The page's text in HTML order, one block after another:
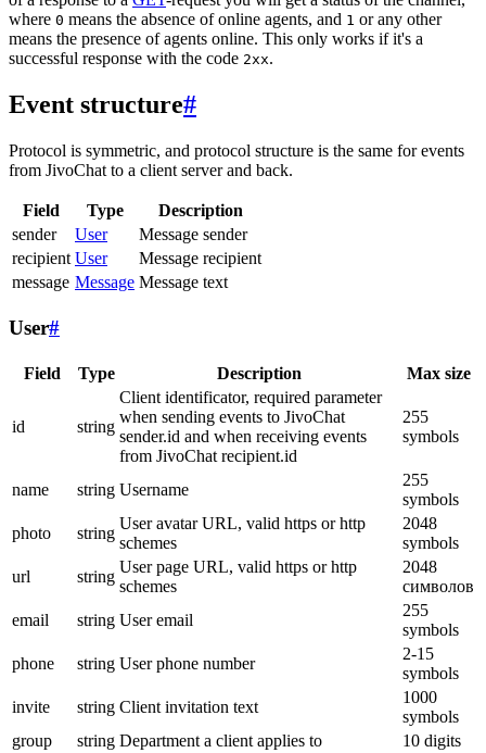
where 0 means the absence of online agents, and 1 or any other
means the presence of agents online. This only works if it's a
successful response with the code 2xx.
Event structure#
Protocol is symmetric, and protocol structure is the same for events
from JivoChat to a client server and back.
Field Type
Description
sender
User
Message sender
recipient User
Message recipient
message Message Message text
User#
Field Type Description Max size
id string
Client identificator, required parameter
when sending events to JivoChat
sender.id and when receiving events
from JivoChat recipient.id
255
symbols
name string Username
255
symbols
photo
string
User avatar URL, valid https or http
schemes
2048
symbols
url
string
User page URL, valid https or http
schemes
2048
символов
email
string User email
255
symbols
phone
string User phone number
2-15
symbols
invite
string Client invitation text
1000
symbols
group
string Department a client applies to
10 digits